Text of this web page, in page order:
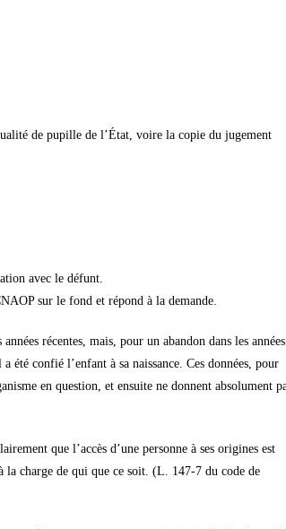
de pupille de l’État, voire la copie du jugement
avec le défunt.
sur le fond et répond à la demande.
récentes, mais, pour un abandon dans les années
été confié l’enfant à sa naissance. Ces données, pour
en question, et ensuite ne donnent absolument
que l’accès d’une personne à ses origines est
charge de qui que ce soit. (L. 147-7 du code de